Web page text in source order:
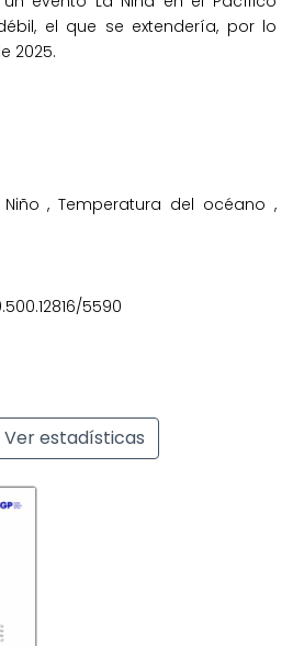
el que se extendería, por lo
2025.
Niño,Temperatura del océano,
5590
Ver estadísticas